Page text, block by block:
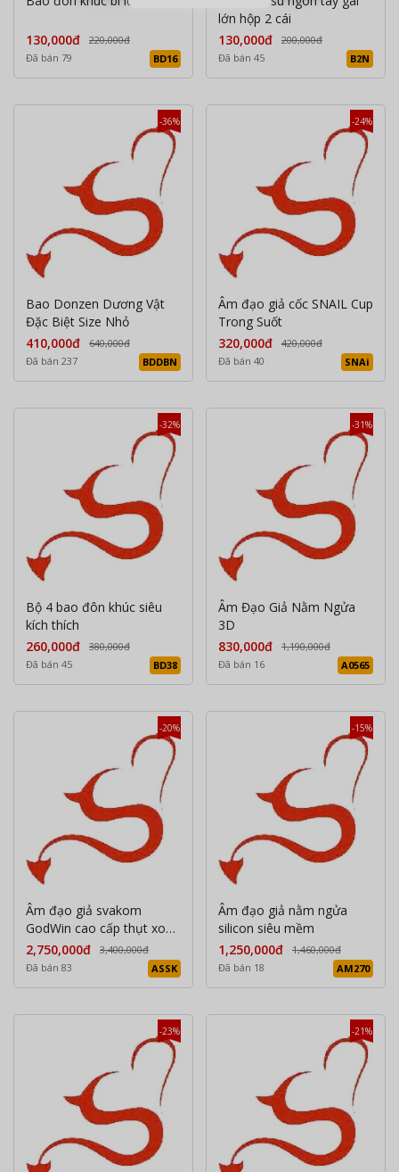
130,000đ
220,000đ
Đã bán 79
BD16
lớn hộp 2 cái
130,000đ
200,000đ
Đã bán 45
B2N
-36%
Bao Donzen Dương Vật
Đặc Biệt Size Nhỏ
410,000đ
640,000đ
Đã bán 237
BDDBN
-24%
Âm đạo giả cốc SNAIL Cup
Trong Suốt
320,000đ
420,000đ
Đã bán 40
SNAi
-32%
Bộ 4 bao đôn khúc siêu
kích thích
260,000đ
380,000đ
Đã bán 45
BD38
-31%
Âm Đạo Giả Nằm Ngửa
3D
830,000đ
1,190,000đ
Đã bán 16
A0565
-20%
Âm đạo giả svakom
GodWin cao cấp thụt xoay
đảo chiều
2,750,000đ
3,400,000đ
Đã bán 83
ASSK
-15%
Âm đạo giả nằm ngửa
silicon siêu mềm
1,250,000đ
1,460,000đ
Đã bán 18
AM270
-23% -21%